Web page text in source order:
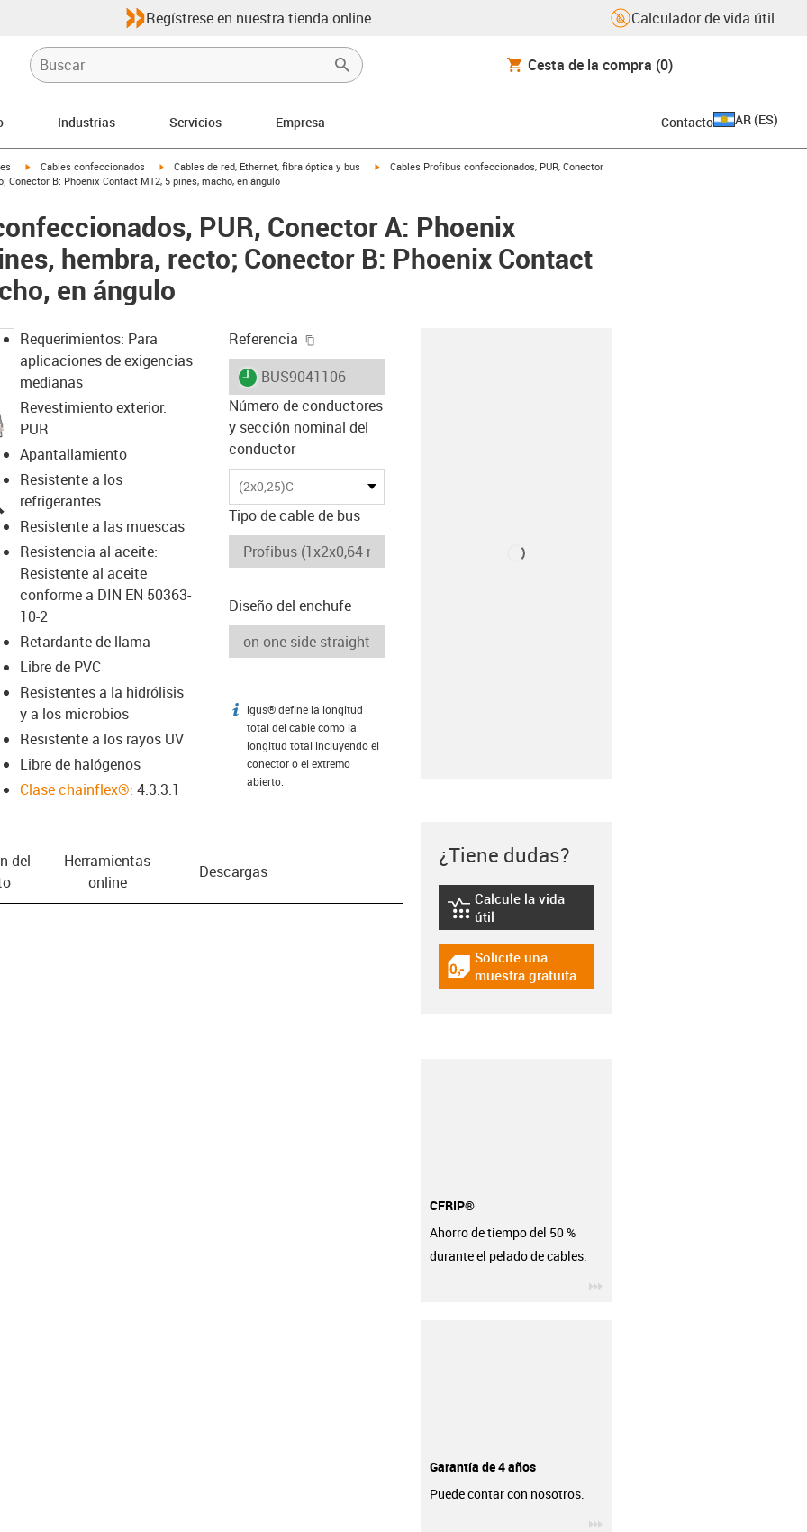
Regístrese en nuestra tienda online Calculador de vida útil.
Cesta de la compra (0)
Industrias Servicios Empresa Contacto AR (ES)
igus-icon-arrow-right
Cables confeccionados igus-icon-arrow-right
Cables de red, Ethernet, fibra óptica y bus igus-icon-arrow-right
Cables Profibus confeccionados, PUR, Conector
Conector B: Phoenix Contact M12, 5 pines, macho, en ángulo
PUR, Conector A: Phoenix
hembra, recto; Conector B: Phoenix Contact
en ángulo
igus-icon-lupe
Requerimientos: Para
aplicaciones de exigencias
medianas
Revestimiento exterior:
PUR
Apantallamiento
Resistente a los
refrigerantes
Resistente a las muescas
Resistencia al aceite:
Resistente al aceite
conforme a DIN EN 50363-
10-2
Retardante de llama
Libre de PVC
Resistentes a la hidrólisis
y a los microbios
Resistente a los rayos UV
Libre de halógenos
Clase chainflex®: 4.3.3.1
Referencia
igus-icon-lieferzeit
BUS9041106
Número de conductores
y sección nominal del
conductor
(2x0,25)C
Tipo de cable de bus
Diseño del enchufe
igus-icon-info
igus® define la longitud
total del cable como la
longitud total incluyendo el
conector o el extremo
abierto.
del
Herramientas
online
Descargas
¿Tiene dudas?
igus-icon-lebensdauerrechner
Calcule la vida
útil
igus-icon-gratismuster
Solicite una
muestra gratuita
CFRIP®
Ahorro de tiempo del 50 %
durante el pelado de cables.
Garantía de 4 años
Puede contar con nosotros.